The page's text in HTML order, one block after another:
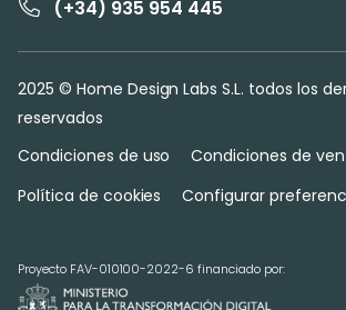
(+34) 935 954 445
2025 © Home Design Labs S.L. todos los
reservados
Condiciones de uso
Condiciones de
Política de cookies
Configurar
Proyecto FAV-010100-2022-6 financiado por: